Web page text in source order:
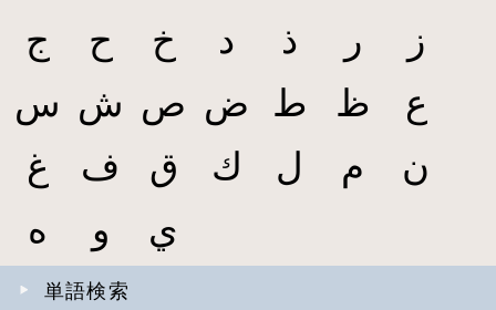
ج
ح خ د ذ ر
ز
س ش ص ض ط ظ
ع
غ
ف ق ك ل م
ن
ه
و ي
単語検索